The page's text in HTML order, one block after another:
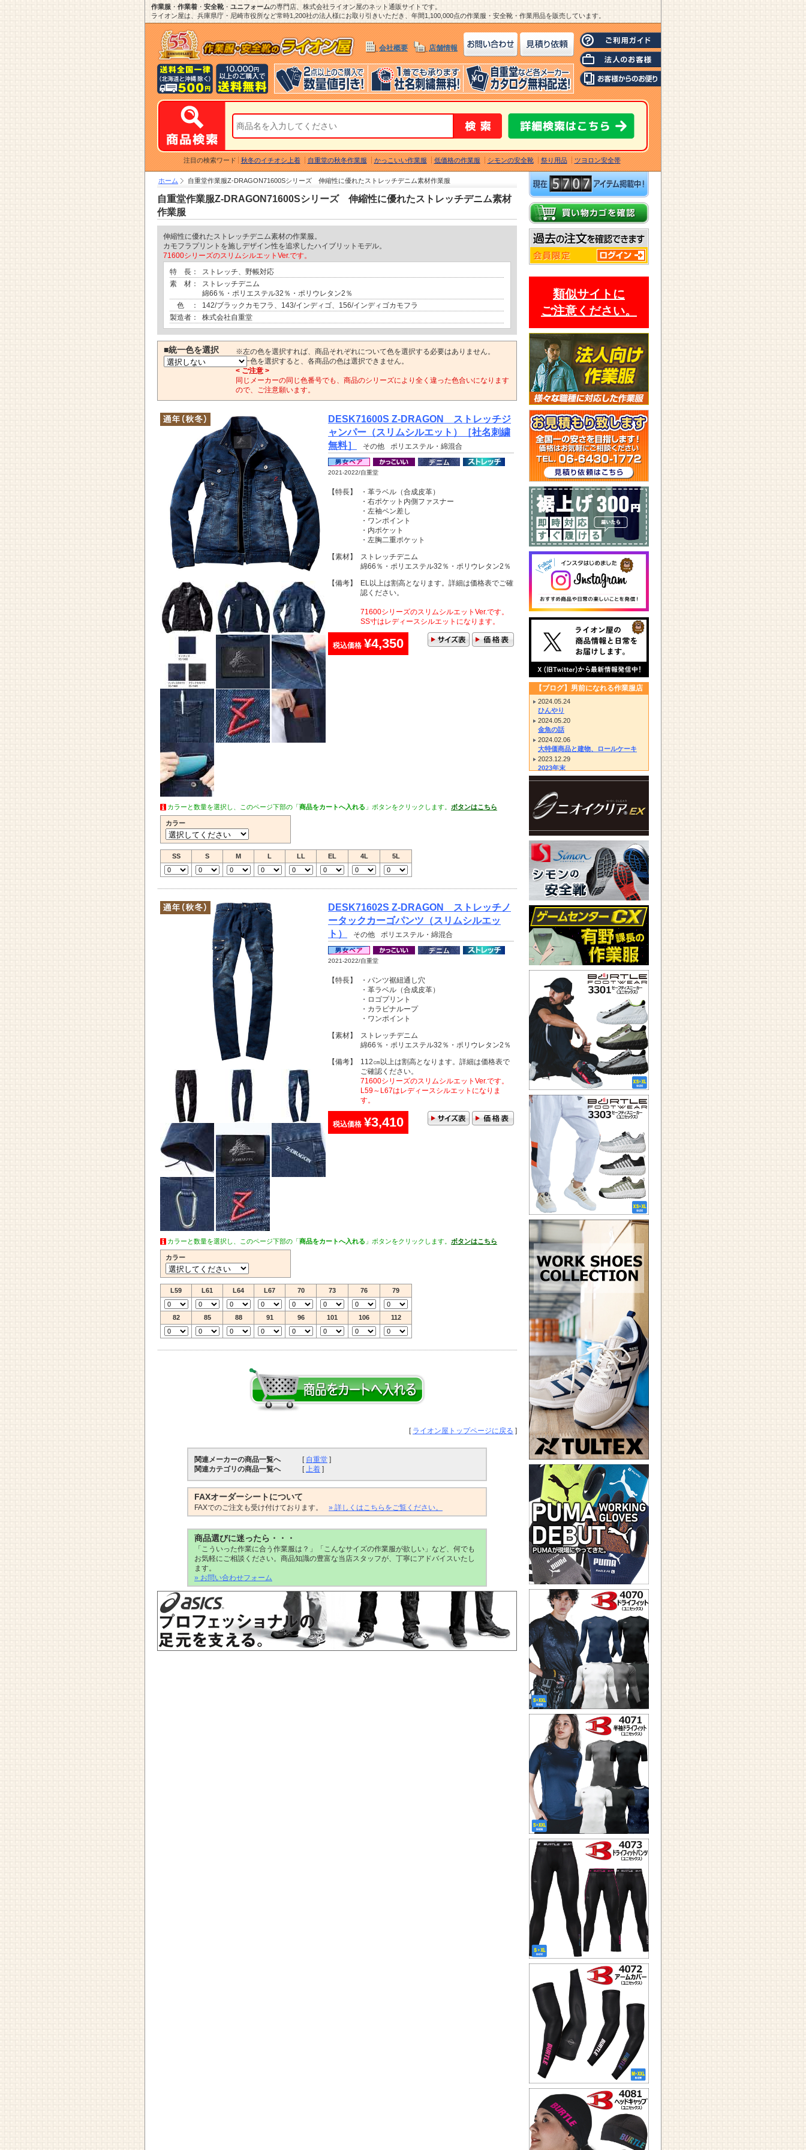
作業服 ・ 作業着 ・ 安全靴・ ユニフォームの専門店、株式会社ライオン屋のネット通販サイトです。
ライオン屋は、兵庫県庁・尼崎市役所など常時1,200社の法人様にお取り引きいただき、年間1,100,000点の作業服・安全靴・作業用品を販売しています。
会社概要 店舗情報
注目の検索ワード 秋冬のイチオシ上着 自重堂の秋冬作業服 かっこいい作業服 低価格の作業服 シモンの安全靴 祭り用品 ツヨロン安全帯
ホーム 自重堂作業服Z-DRAGON71600Sシリーズ 伸縮性に優れたストレッチデニム素材作業服
自重堂作業服Z-DRAGON71600Sシリーズ 伸縮性に優れたストレッチデニム素材
作業服
伸縮性に優れたストレッチデニム素材の作業服。
カモフラプリントを施しデザイン性を追求したハイブリットモデル。
71600シリーズのスリムシルエットVer.です。
特 長：
ストレッチ、野帳対応
素 材：
ストレッチデニム
綿66％・ポリエステル32％・ポリウレタン2％
色 ：
142/ブラックカモフラ、143/インディゴ、156/インディゴカモフラ
製造者：
株式会社自重堂
■統一色を選択
※左の色を選択すれば、商品それぞれについて色を選択する必要はありません。
統一色を選択すると、各商品の色は選択できません。
< ご注意 >
同じメーカーの同じ色番号でも、商品のシリーズにより全く違った色合いになります
ので、ご注意願います。
DESK71600S Z-DRAGON ストレッチジ
ャンパー（スリムシルエット）［社名刺繍
無料］
その他 ポリエステル・綿混合
2021-2022/自重堂
【特長】
・革ラベル（合成皮革）
・右ポケット内側ファスナー
・左袖ペン差し
・ワンポイント
・内ポケット
・左胸二重ポケット
【素材】
ストレッチデニム
綿66％・ポリエステル32％・ポリウレタン2％
【備考】
EL以上は割高となります。詳細は価格表でご確
認ください。
71600シリーズのスリムシルエットVer.です。
SS寸はレディースシルエットになります。
税込価格 ¥4,350
カラーと数量を選択し、このページ下部の「商品をカートへ入れる 」ボタンをクリックします。 ボタンはこちら
カラー
SS S M L LL EL 4L 5L
DESK71602S Z-DRAGON ストレッチノ
ータックカーゴパンツ（スリムシルエッ
ト）
その他 ポリエステル・綿混合
2021-2022/自重堂
【特長】
・パンツ裾紐通し穴
・革ラベル（合成皮革）
・ロゴプリント
・カラビナループ
・ワンポイント
【素材】
ストレッチデニム
綿66％・ポリエステル32％・ポリウレタン2％
【備考】
112㎝以上は割高となります。詳細は価格表で
ご確認ください。
71600シリーズのスリムシルエットVer.です。
L59～L67はレディースシルエットになりま
す。
税込価格 ¥3,410
カラーと数量を選択し、このページ下部の「商品をカートへ入れる 」ボタンをクリックします。 ボタンはこちら
カラー
L59 L61 L64 L67 70 73 76 79
82 85 88 91 96 101 106 112
[ ライオン屋トップページに戻る ]
関連メーカーの商品一覧へ [ 自重堂 ]
関連カテゴリの商品一覧へ
[上着 ]
FAXオーダーシートについて
FAXでのご注文も受け付けております。 » 詳しくはこちらをご覧ください。
商品選びに迷ったら・・・
「こういった作業に合う作業服は？」「こんなサイズの作業服が欲しい」など、何でも
お気軽にご相談ください。商品知識の豊富な当店スタッフが、丁寧にアドバイスいたし
ます。
» お問い合わせフォーム
類似サイトに
ご注意ください。
【ブログ】男前になれる作業服店
2024.05.24
ひんやり
2024.05.20
金魚の話
2024.02.06
大特価商品と建物、ロールケーキ
2023.12.29
2023年末
2023.12.14